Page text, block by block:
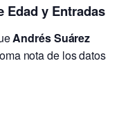
Edad y Entradas
Andrés Suárez
nota de los datos